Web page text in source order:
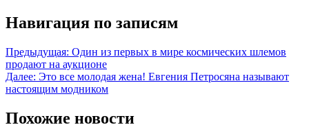
Навигация по записям
Предыдущая: Один из первых в мире космических шлемов
продают на аукционе
Далее: Это все молодая жена! Евгения Петросяна называют
настоящим модником
Похожие новости